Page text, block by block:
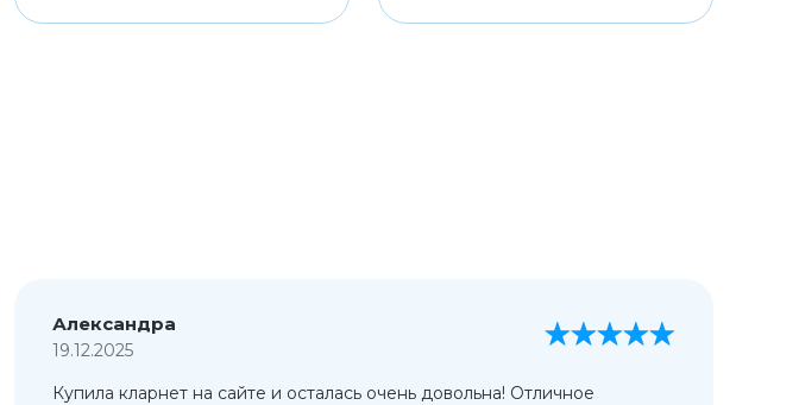
Александра
19.12.2025
Купила кларнет на сайте и осталась очень довольна! Отличное